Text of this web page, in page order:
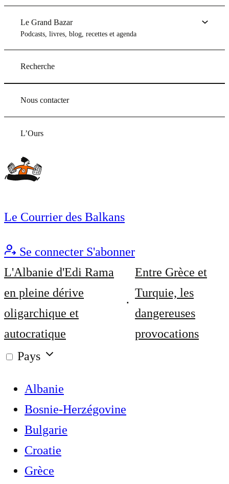
Le Grand Bazar
Podcasts, livres, blog, recettes et agenda
Recherche
Nous contacter
L’Ours
Le Courrier des Balkans
Se connecter S'abonner
L'Albanie d'Edi Rama
en pleine dérive
oligarchique et
autocratique
Entre Grèce et
Turquie, les
dangereuses
provocations
Pays
Albanie
Bosnie-Herzégovine
Bulgarie
Croatie
Grèce